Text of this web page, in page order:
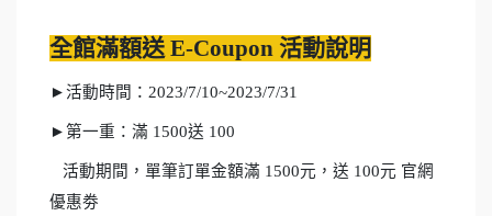
全館滿額送 E-Coupon 活動說明
►活動時間：2023/7/10~2023/7/31
►第一重：滿 1500送 100
活動期間，單筆訂單金額滿 1500元，送 100元 官網
優惠劵